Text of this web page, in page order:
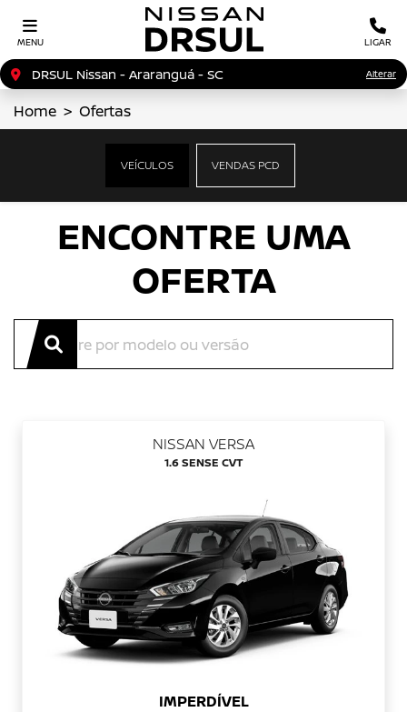
MENU LIGAR
DRSUL Nissan - Araranguá - SC Alterar
Home Ofertas
VEÍCULOS VENDAS PCD
OFERTAS NISSAN
Clique e solicite sua proposta.
ENCONTRE UMA
OFERTA
NISSAN VERSA
1.6 SENSE CVT
IMPERDÍVEL